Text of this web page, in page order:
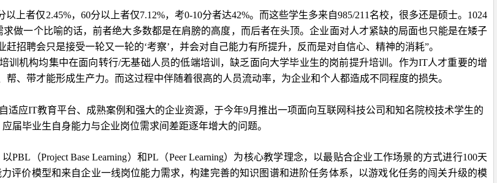
以上者仅2.45%， 60分以上者仅7.12%，考0-10分者达42%。而这些学生多来自985/211 名校，很多还是硕士。 1024
做一个比喻的话，前者绝大多数都是在肩膀的高度，而后者在头顶。企业面对人才紧缺的局面也只能是在矮子
招聘会只是接受一轮又一轮的‘考察’，并会对自己能力有所提升，反而是对自信心、精神的消耗”。
训机构均集中在面向转行/无基础人员的低端培训，缺乏面向大学毕业生的岗前提升培训。作为IT人才重要的增
、带才能形成生产力。而这过程中伴随着很高的人员流动率，为企业和个人都造成不同程度的损失。
自适应IT教育平台、成熟案例和强大的企业资源，于今年9月推出一项面向互联网科技公司和知名院校技术学生的
届毕业生自身能力与企业岗位需求间差距逐年增大的问题。
以PBL （Project Base Learning）和PL （Peer Learning）为核心教学理念，以最贴合企业工作场景的方式进行100天
评价模型和来自企业一线岗位能力需求，构建完善的知识图谱和进阶任务体系，以游戏化任务的闯关升级的模